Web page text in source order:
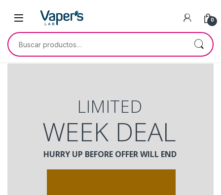
0
LIMITED
WEEK DEAL
HURRY UP BEFORE OFFER WILL END